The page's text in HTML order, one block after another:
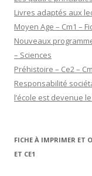
Livres adaptés aux
Moyen Age – Cm1 –
Nouveaux
– Sciences
Préhistoire – Ce2 –
Responsabilité
l’école est devenue
FICHE À IMPRIMER ET
ET CE1